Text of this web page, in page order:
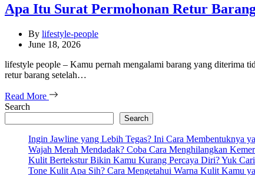
Apa Itu Surat Permohonan Retur
By lifestyle-people
June 18, 2026
lifestyle people – Kamu pernah mengalami barang yang diterima
retur barang setelah…
Read More
Search
Search
Ingin Jawline yang Lebih Tegas? Ini Cara Membentuknya
Wajah Merah Mendadak? Coba Cara Menghilangkan
Kulit Bertekstur Bikin Kamu Kurang Percaya Diri? Yuk
Tone Kulit Apa Sih? Cara Mengetahui Warna Kulit Kamu